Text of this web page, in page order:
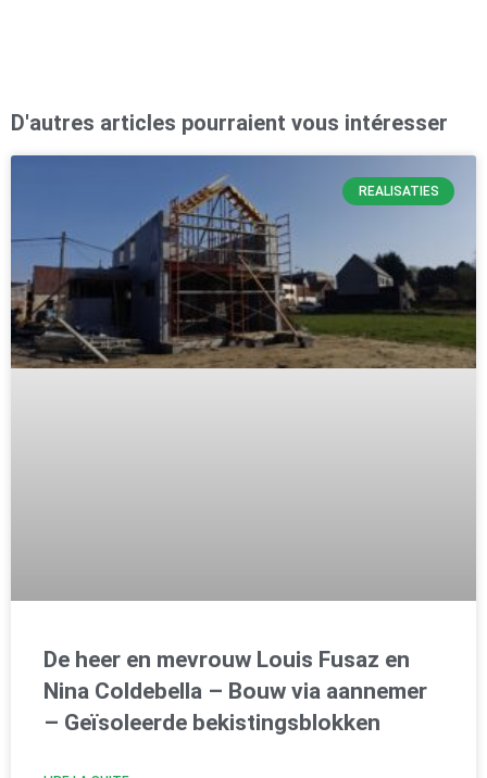
D'autres articles pourraient vous intéresser
REALISATIES
De heer en mevrouw Louis Fusaz en
Nina Coldebella – Bouw via aannemer
– Geïsoleerde bekistingsblokken